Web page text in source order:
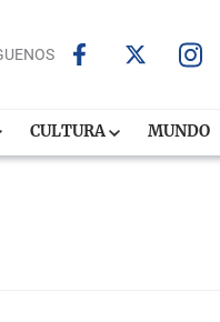
CULTURA MUNDO